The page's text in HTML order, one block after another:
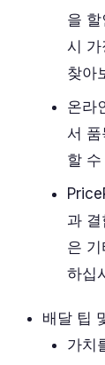
을
시 가
찾아
온라
서
할 수
과
은
하십
배달 팁
가치